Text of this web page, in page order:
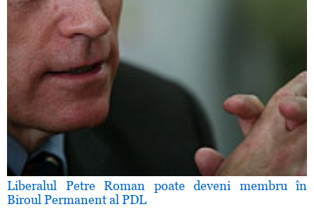
Liberalul Petre Roman poate deveni membru în
Biroul Permanent al PDL